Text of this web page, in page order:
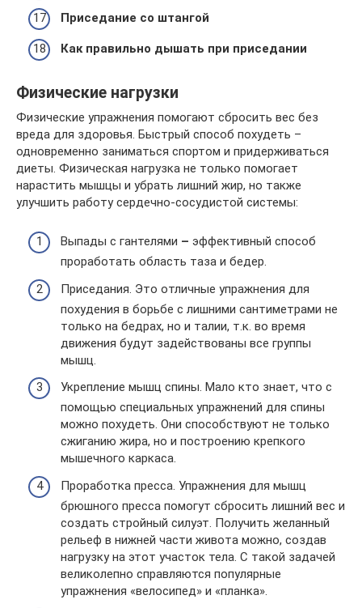
Приседание со штангой
Как правильно дышать при приседании
Физические нагрузки
Физические упражнения помогают сбросить вес без
вреда для здоровья. Быстрый способ похудеть –
одновременно заниматься спортом и придерживаться
диеты. Физическая нагрузка не только помогает
нарастить мышцы и убрать лишний жир, но также
улучшить работу сердечно-сосудистой системы:
Выпады с гантелями – эффективный способ
проработать область таза и бедер.
Приседания. Это отличные упражнения для
похудения в борьбе с лишними сантиметрами не
только на бедрах, но и талии, т.к. во время
движения будут задействованы все группы
мышц.
Укрепление мышц спины. Мало кто знает, что с
помощью специальных упражнений для спины
можно похудеть. Они способствуют не только
сжиганию жира, но и построению крепкого
мышечного каркаса.
Проработка пресса. Упражнения для мышц
брюшного пресса помогут сбросить лишний вес и
создать стройный силуэт. Получить желанный
рельеф в нижней части живота можно, создав
нагрузку на этот участок тела. С такой задачей
великолепно справляются популярные
упражнения «велосипед» и «планка».